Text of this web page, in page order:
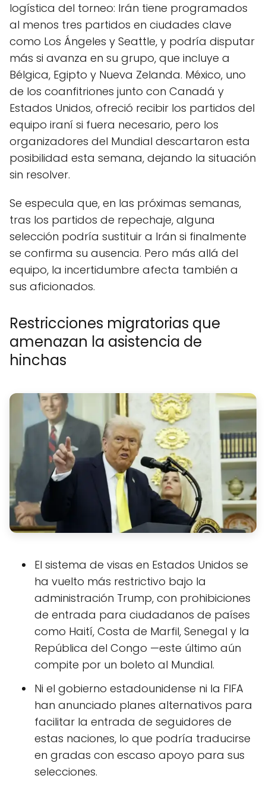
logística del torneo: Irán tiene programados
al menos tres partidos en ciudades clave
como Los Ángeles y Seattle, y podría disputar
más si avanza en su grupo, que incluye a
Bélgica, Egipto y Nueva Zelanda. México, uno
de los coanfitriones junto con Canadá y
Estados Unidos, ofreció recibir los partidos del
equipo iraní si fuera necesario, pero los
organizadores del Mundial descartaron esta
posibilidad esta semana, dejando la situación
sin resolver.
Se especula que, en las próximas semanas,
tras los partidos de repechaje, alguna
selección podría sustituir a Irán si finalmente
se confirma su ausencia. Pero más allá del
equipo, la incertidumbre afecta también a
sus aficionados.
Restricciones migratorias que
amenazan la asistencia de
hinchas
El sistema de visas en Estados Unidos se
ha vuelto más restrictivo bajo la
administración Trump, con prohibiciones
de entrada para ciudadanos de países
como Haití, Costa de Marfil, Senegal y la
República del Congo —este último aún
compite por un boleto al Mundial.
Ni el gobierno estadounidense ni la FIFA
han anunciado planes alternativos para
facilitar la entrada de seguidores de
estas naciones, lo que podría traducirse
en gradas con escaso apoyo para sus
selecciones.